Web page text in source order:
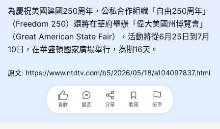
為慶祝美國建國250周年，公私合作組織「自由250周年」
（Freedom 250）還將在華府舉辦「偉大美國州博覽會」
（Great American State Fair），活動將從6月25日到7月
10日，在華盛頓國家廣場舉行，為期16天。
原文: https://www.ntdtv.com/b5/2026/05/18/a104097837.html
喜歡 留言 分享 收藏 檢舉